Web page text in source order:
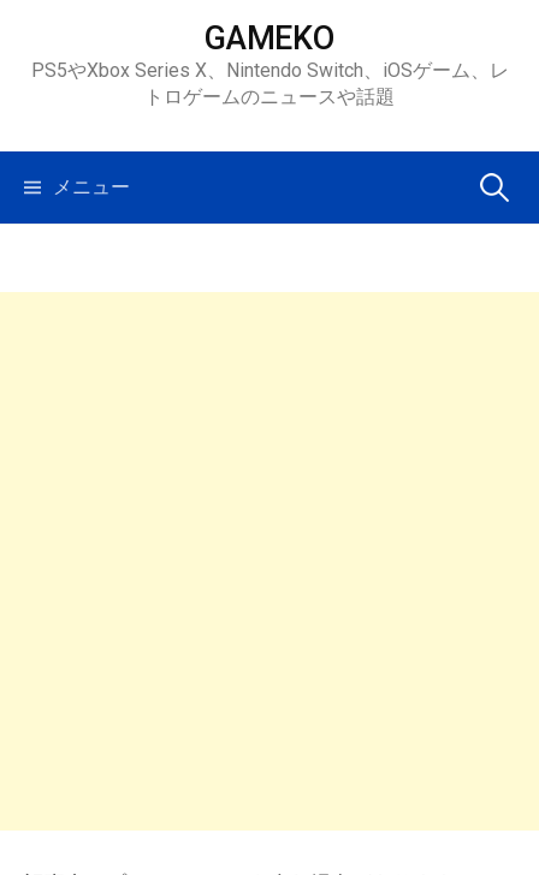
ツ
ス
GAMEKO
PS5やXbox Series X、Nintendo Switch、iOSゲーム、レ
トロゲームのニュースや話題
メニュー 検